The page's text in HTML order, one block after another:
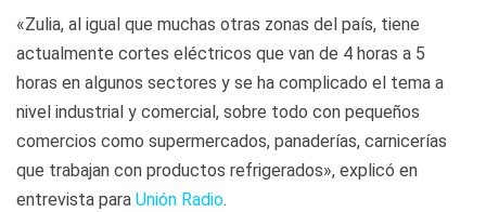
«Zulia, al igual que muchas otras zonas del país, tiene
actualmente cortes eléctricos que van de 4 horas a 5
horas en algunos sectores y se ha complicado el tema a
nivel industrial y comercial, sobre todo con pequeños
comercios como supermercados, panaderías, carnicerías
que trabajan con productos refrigerados», explicó en
entrevista para Unión Radio.